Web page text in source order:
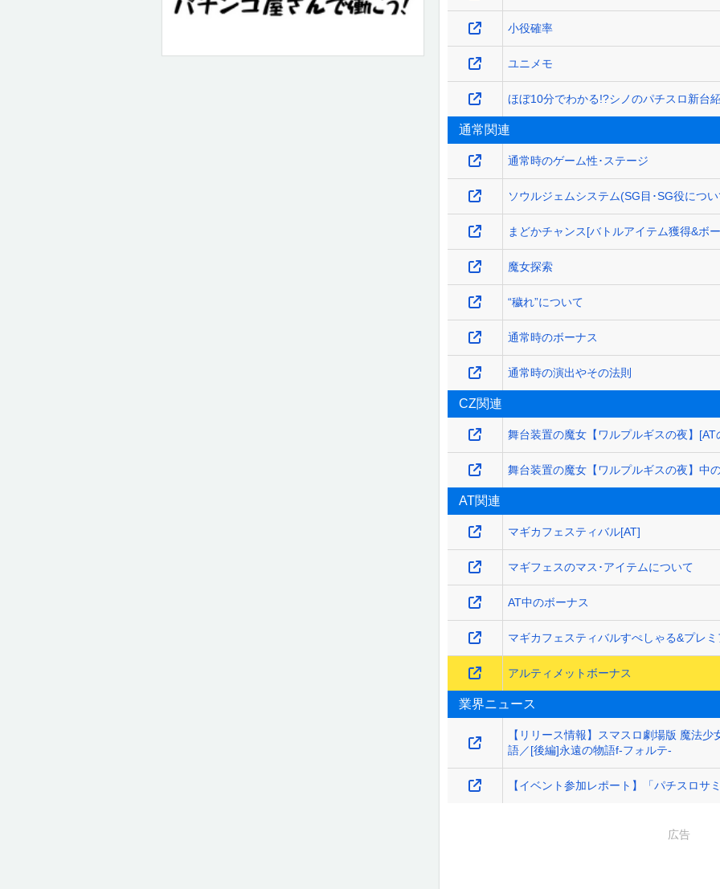
小役確率
ユニメモ
ほぼ10分でわかる!?シノのパチスロ新台
通常関連
通常時のゲーム性･ステージ
ソウルジェムシステム(SG目･SG役につ
まどかチャンス[バトルアイテム獲得&ボ
魔女探索
“穢れ”について
通常時のボーナス
通常時の演出やその法則
CZ関連
舞台装置の魔女【ワルプルギスの夜】[AT
舞台装置の魔女【ワルプルギスの夜】中
AT関連
マギカフェスティバル[AT]
マギフェスのマス･アイテムについて
AT中のボーナス
マギカフェスティバルすぺしゃる&プレ
アルティメットボーナス
業界ニュース
【リリース情報】スマスロ劇場版 魔法
語／[後編]永遠の物語f-フォルテ-
【イベント参加レポート】「パチスロサ
広告